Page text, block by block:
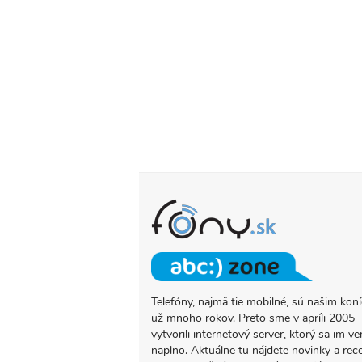
O
PROJEKTE
FONY.SK
Telefóny, najmä tie mobilné, sú našim
už mnoho rokov. Preto sme v apríli 2005
vytvorili internetový server, ktorý sa im
naplno. Aktuálne tu nájdete novinky a